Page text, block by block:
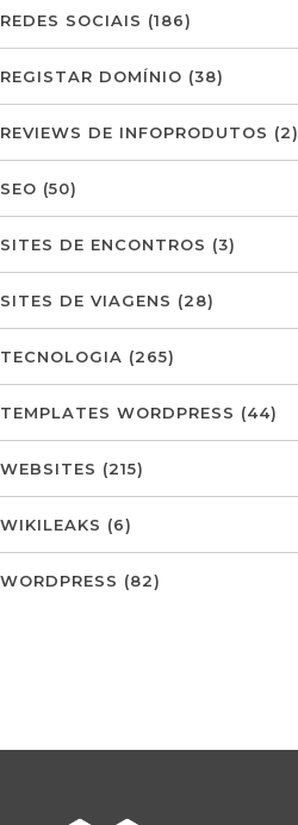
REDES SOCIAIS (186)
REGISTAR DOMÍNIO (38)
REVIEWS DE INFOPRODUTOS (2)
SEO (50)
SITES DE ENCONTROS (3)
SITES DE VIAGENS (28)
TECNOLOGIA (265)
TEMPLATES WORDPRESS (44)
WEBSITES (215)
WIKILEAKS (6)
WORDPRESS (82)